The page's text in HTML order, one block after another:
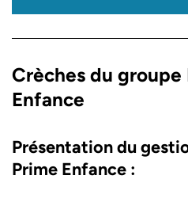
Crèches du groupe
Enfance
Présentation du
Prime Enfance :